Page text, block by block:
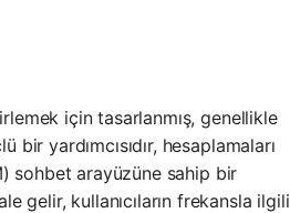
için tasarlanmış, genellikle
yardımcısıdır, hesaplamaları
sohbet arayüzüne sahip bir
gelir, kullanıcıların frekansla ilgili